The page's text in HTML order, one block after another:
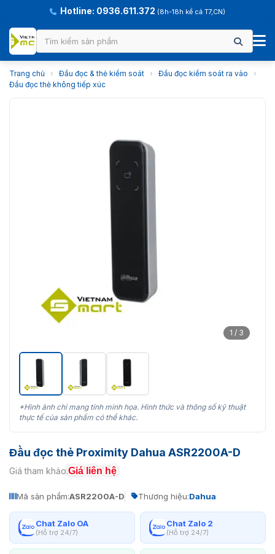
Hotline: 0936.611.372 (8h-18h kể cả T7,CN)
Trang chủ › Đầu đọc & thẻ kiểm soát › Đầu đọc kiểm soát ra vào
›
Đầu đọc thẻ không tiếp xúc
1 / 3
*Hình ảnh chỉ mang tính minh họa. Hình thức và thông số kỹ thuật
thực tế của sản phẩm có thể khác.
Đầu đọc thẻ Proximity Dahua ASR2200A-D
Giá tham khảo:Giá liên hệ
Mã sản phẩm:ASR2200A-D Thương hiệu:Dahua
Chat Zalo OA
(Hỗ trợ 24/7)
Chat Zalo 2
(Hỗ trợ 24/7)